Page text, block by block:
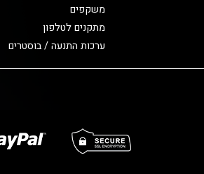
משקפים
מתקנים לטלפון
ערכות התנעה / בוסטרים